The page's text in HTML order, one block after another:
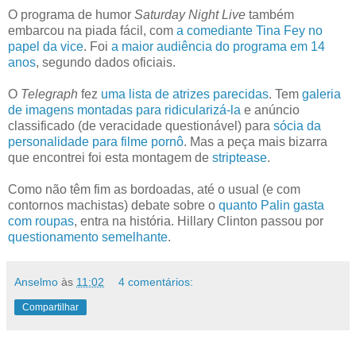
O programa de humor Saturday Night Live também
embarcou na piada fácil, com a comediante Tina Fey no
papel da vice. Foi a maior audiência do programa em 14
anos, segundo dados oficiais.
O Telegraph fez uma lista de atrizes parecidas. Tem galeria
de imagens montadas para ridicularizá-la e anúncio
classificado (de veracidade questionável) para sócia da
personalidade para filme pornô. Mas a peça mais bizarra
que encontrei foi esta montagem de striptease.
Como não têm fim as bordoadas, até o usual (e com
contornos machistas) debate sobre o quanto Palin gasta
com roupas, entra na história. Hillary Clinton passou por
questionamento semelhante.
Anselmo às 11:02 4 comentários:
Compartilhar